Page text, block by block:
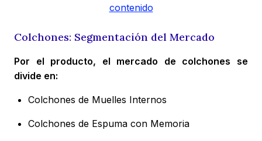
contenido
Colchones: Segmentación del Mercado
Por el producto, el mercado de colchones se
divide en:
Colchones de Muelles Internos
Colchones de Espuma con Memoria